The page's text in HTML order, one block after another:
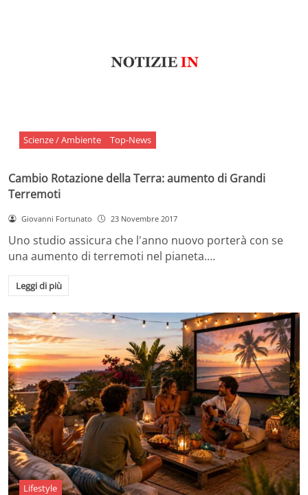
Scienze / Ambiente Top-News
Cambio Rotazione della Terra: aumento di Grandi
Terremoti
Giovanni Fortunato 23 Novembre 2017
Uno studio assicura che l'anno nuovo porterà con se
una aumento di terremoti nel pianeta.…
Leggi di più
Lifestyle